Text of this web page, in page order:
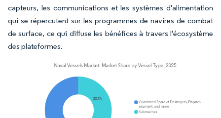
capteurs, les communications et les systèmes d'alimentation
qui se répercutent sur les programmes de navires de combat
de surface, ce qui diffuse les bénéfices à travers l'écosystème
des plateformes.